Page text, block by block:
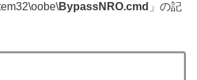
BypassNRO.cmd 」の記